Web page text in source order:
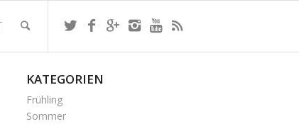
KATEGORIEN
Frühling
Sommer